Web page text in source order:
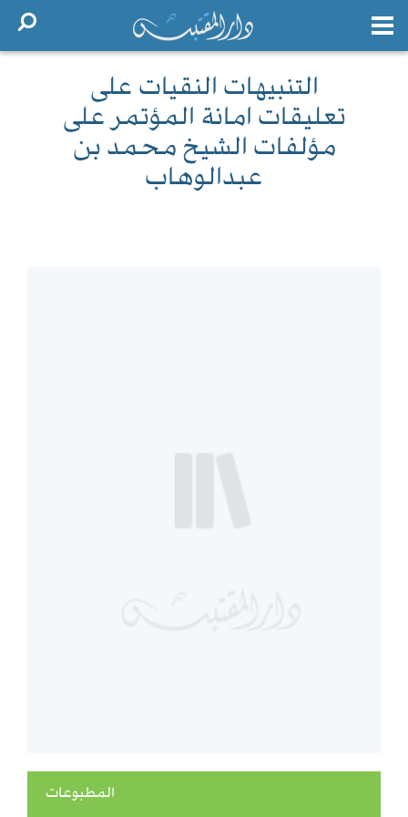
التنبيهات النقيات على
تعليقات امانة المؤتمر على
مؤلفات الشيخ محمد بن
عبدالوهاب
المطبوعات